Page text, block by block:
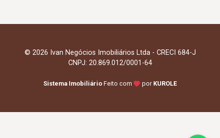
© 2026 Ivan Negócios Imobiliários Ltda - CRECI 684-J
CNPJ: 20.869.012/0001-64
Sistema Imobiliário Feito com por KUROLE